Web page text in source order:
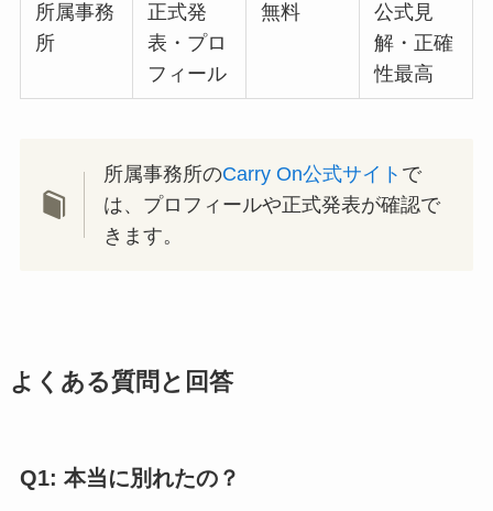
所属事務
所
正式発
表・プロ
フィール
無料
公式見
解・正確
性最高
所属事務所のCarry On公式サイト で
は、プロフィールや正式発表が確認で
きます。
よくある質問と回答
Q1: 本当に別れたの？